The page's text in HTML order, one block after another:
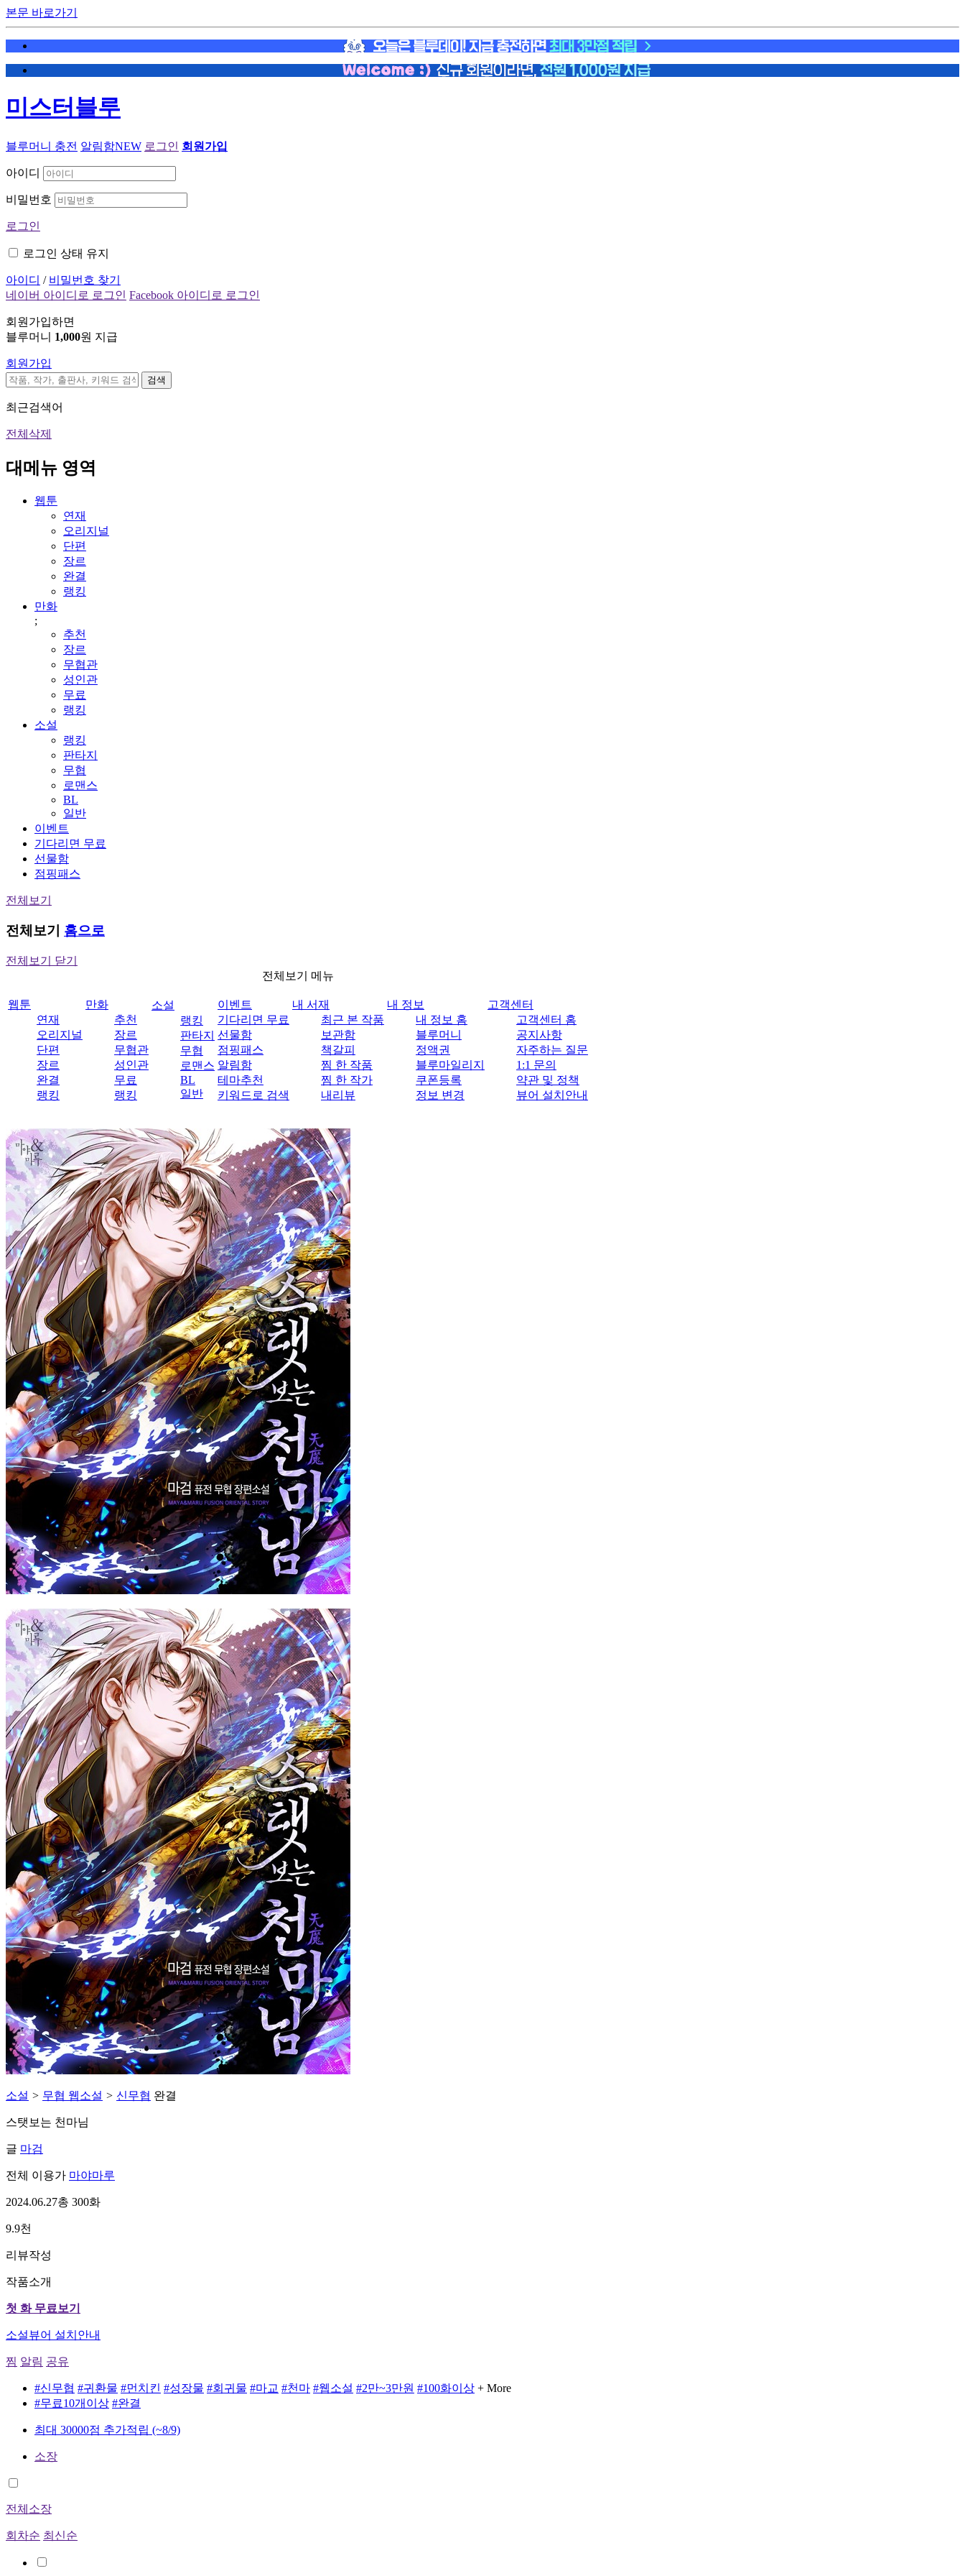
본문 바로가기
미스터블루
블루머니 충전 알림함NEW 로그인 회원가입
아이디
비밀번호
로그인
로그인 상태 유지
아이디 / 비밀번호 찾기
네이버 아이디로 로그인 Facebook 아이디로 로그인
회원가입하면
블루머니 1,000원 지급
회원가입
검색
최근검색어
전체삭제
대메뉴 영역
웹툰
연재
오리지널
단편
장르
완결
랭킹
만화
;
추천
장르
무협관
성인관
무료
랭킹
소설
랭킹
판타지
무협
로맨스
BL
일반
이벤트
기다리면 무료
선물함
점핑패스
전체보기
전체보기 홈으로
전체보기 닫기
전체보기 메뉴
웹툰
연재
오리지널
단편
장르
완결
랭킹
만화
추천
장르
무협관
성인관
무료
랭킹
소설
랭킹
판타지
무협
로맨스
BL
일반
이벤트
기다리면 무료
선물함
점핑패스
알림함
테마추천
키워드로 검색
내 서재
최근 본 작품
보관함
책갈피
찜 한 작품
찜 한 작가
내리뷰
내 정보
내 정보 홈
블루머니
정액권
블루마일리지
쿠폰등록
정보 변경
고객센터
고객센터 홈
공지사항
자주하는 질문
1:1 문의
약관 및 정책
뷰어 설치안내
소설 > 무협 웹소설 > 신무협 완결
스탯보는 천마님
글 마검
전체 이용가 마야마루
2024.06.27총 300화
9.9천
리뷰작성
작품소개
첫 화 무료보기
소설뷰어 설치안내
찜 알림 공유
#신무협 #귀환물 #먼치킨 #성장물 #회귀물 #마교 #천마 #웹소설 #2만~3만원 #100화이상 + More
#무료10개이상 #완결
최대 30000점 추가적립 (~8/9)
소장
전체소장
회차순 최신순